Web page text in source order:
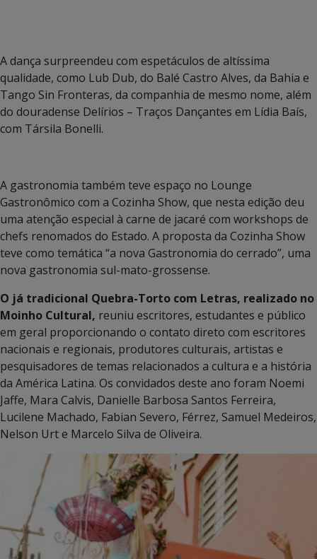
A dança surpreendeu com espetáculos de altíssima
qualidade, como Lub Dub, do Balé Castro Alves, da Bahia e
Tango Sin Fronteras, da companhia de mesmo nome, além
do douradense Delírios – Traços Dançantes em Lídia Baís,
com Társila Bonelli.
A gastronomia também teve espaço no Lounge
Gastronômico com a Cozinha Show, que nesta edição deu
uma atenção especial à carne de jacaré com workshops de
chefs renomados do Estado. A proposta da Cozinha Show
teve como temática “a nova Gastronomia do cerrado”, uma
nova gastronomia sul-mato-grossense.
O já tradicional Quebra-Torto com Letras, realizado no
Moinho Cultural, reuniu escritores, estudantes e público
em geral proporcionando o contato direto com escritores
nacionais e regionais, produtores culturais, artistas e
pesquisadores de temas relacionados a cultura e a história
da América Latina. Os convidados deste ano foram Noemi
Jaffe, Mara Calvis, Danielle Barbosa Santos Ferreira,
Lucilene Machado, Fabian Severo, Férrez, Samuel Medeiros,
Nelson Urt e Marcelo Silva de Oliveira.